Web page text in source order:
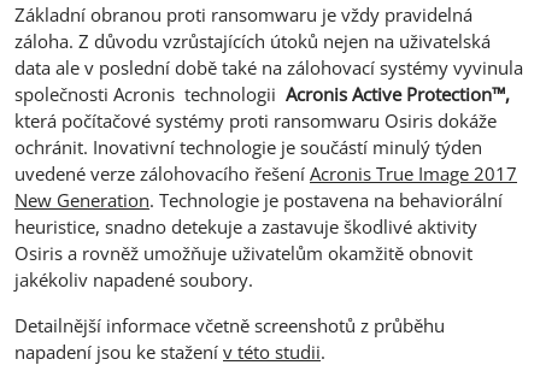
Základní obranou proti ransomwaru je vždy pravidelná
záloha. Z důvodu vzrůstajících útoků nejen na uživatelská
data ale v poslední době také na zálohovací systémy vyvinula
společnosti Acronis technologii Acronis Active Protection™,
která počítačové systémy proti ransomwaru Osiris dokáže
ochránit. Inovativní technologie je součástí minulý týden
uvedené verze zálohovacího řešení Acronis True Image 2017
New Generation. Technologie je postavena na behaviorální
heuristice, snadno detekuje a zastavuje škodlivé aktivity
Osiris a rovněž umožňuje uživatelům okamžitě obnovit
jakékoliv napadené soubory.
Detailnější informace včetně screenshotů z průběhu
napadení jsou ke stažení v této studii.